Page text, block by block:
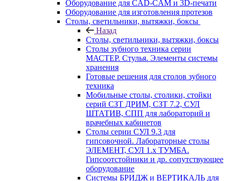
Оборудование для CAD-CAM и 3D-печати
Оборудование для изготовления протезов
Cтолы, светильники, вытяжки, боксы
Назад
Cтолы, светильники, вытяжки, боксы
Столы зубного техника серии
МАСТЕР. Стулья. Элементы системы
хранения
Готовые решения для столов зубного
техника
Мобильные столы, столики, стойки
серий СЗТ ДРИМ, СЗТ 7.2, СУЛ
ШТАТИВ, СПП для лабораторий и
врачебных кабинетов
Столы серии СУЛ 9.3 для
гипсовочной. Лабораторные столы
ЭЛЕМЕНТ, СУЛ 1.х ТУМБА.
Гипсоотстойники и др. сопутствующее
оборудование
Системы БРИДЖ и ВЕРТИКАЛЬ для